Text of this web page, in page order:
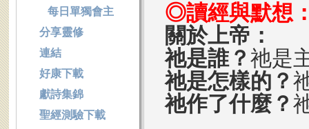
◎讀經與默想
關於上帝：
祂是誰？ 祂是
祂是怎樣的？
祂作了什麼？
每日單獨會主
分享靈修
連結
好康下載
獻詩集錦
聖經測驗下載